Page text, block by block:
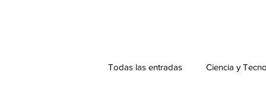
Todas las entradas Ciencia y